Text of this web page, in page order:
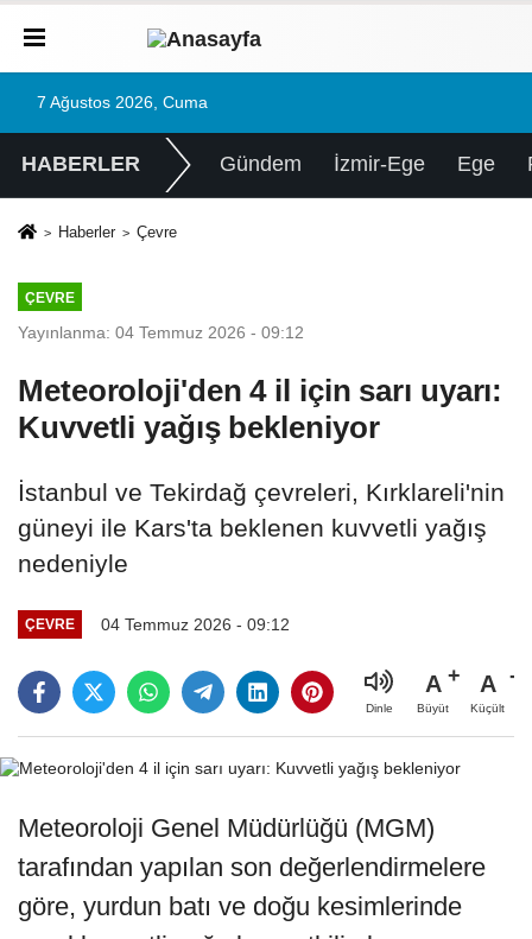
7 Ağustos 2026, Cuma
HABERLER Gündem İzmir-Ege Ege
Haberler Çevre
ÇEVRE
Yayınlanma: 04 Temmuz 2026 - 09:12
Meteoroloji'den 4 il için sarı uyarı:
Kuvvetli yağış bekleniyor
İstanbul ve Tekirdağ çevreleri, Kırklareli'nin
güneyi ile Kars'ta beklenen kuvvetli yağış
nedeniyle
ÇEVRE 04 Temmuz 2026 - 09:12
Dinle
A
Büyüt
A
Küçült
Meteoroloji Genel Müdürlüğü (MGM)
tarafından yapılan son değerlendirmelere
göre, yurdun batı ve doğu kesimlerinde